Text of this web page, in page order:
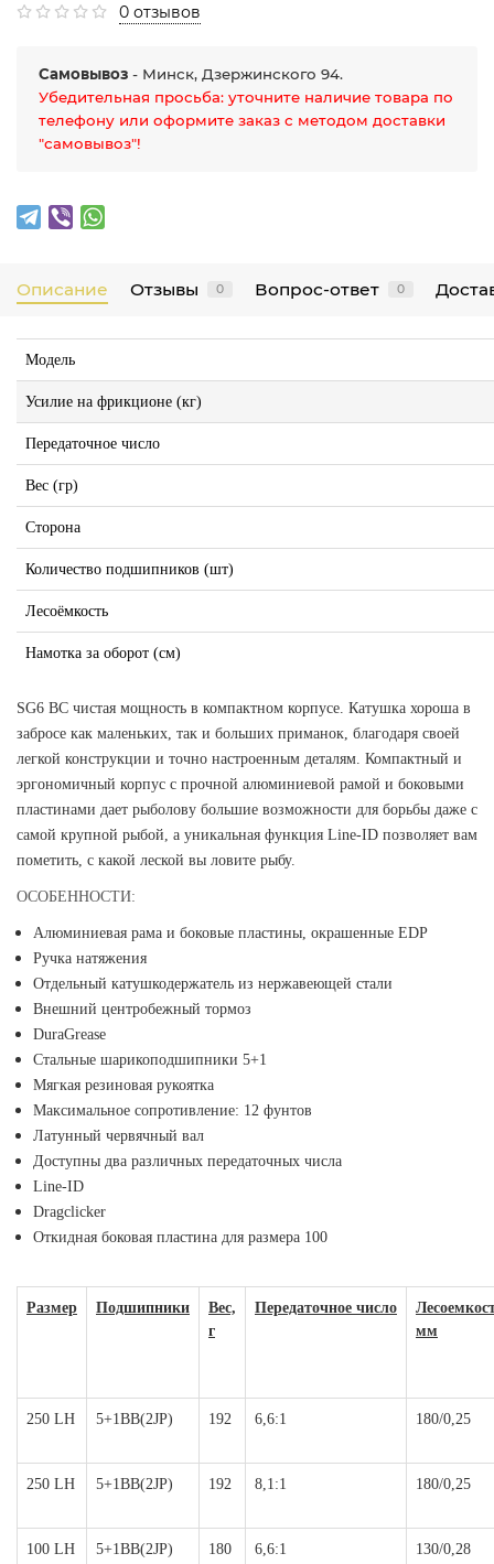
0 отзывов
Самовывоз - Минск, Дзержинского 94.
Убедительная просьба: уточните наличие товара по
телефону или оформите заказ с методом доставки
"самовывоз"!
Описание Отзывы 0 Вопрос-ответ 0
Модель
Усилие на фрикционе (кг)
Передаточное число
Вес (гр)
Сторона
Количество подшипников (шт)
Лесоёмкость
Намотка за оборот (см)
SG6 BC чистая мощность в компактном корпусе. Катушка хороша в
забросе как маленьких, так и больших приманок, благодаря своей
легкой конструкции и точно настроенным деталям. Компактный и
эргономичный корпус с прочной алюминиевой рамой и боковыми
пластинами дает рыболову большие возможности для борьбы даже с
самой крупной рыбой, а уникальная функция Line-ID позволяет вам
пометить, с какой леской вы ловите рыбу.
ОСОБЕННОСТИ:
Алюминиевая рама и боковые пластины, окрашенные EDP
Ручка натяжения
Отдельный катушкодержатель из нержавеющей стали
Внешний центробежный тормоз
DuraGrease
Стальные шарикоподшипники 5+1
Мягкая резиновая рукоятка
Максимальное сопротивление: 12 фунтов
Латунный червячный вал
Доступны два различных передаточных числа
Line-ID
Dragclicker
Откидная боковая пластина для размера 100
Размер Подшипники
Вес,
г
Передаточное число
мм
250 LH 5+1BB(2JP) 192 6,6:1 180/0,25
250 LH 5+1BB(2JP) 192 8,1:1 180/0,25
100 LH 5+1BB(2JP) 180 6,6:1 130/0,28